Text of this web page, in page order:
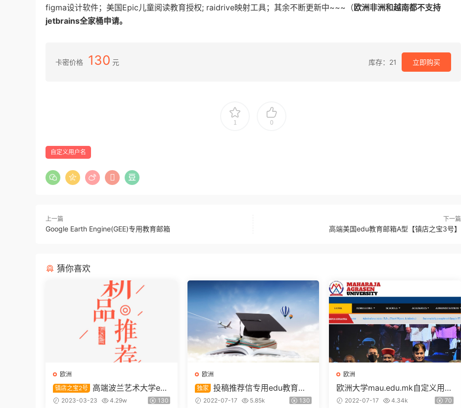
figma设计软件；美国Epic儿童阅读教育授权; raidrive映射工具；其余不断更新中~~~（ 欧洲非洲和越南都不支持
jetbrains全家桶申请。
卡密价格 130 元 库存：21 立即购买
1 0
自定义用户名
上一篇
Google Earth Engine(GEE)专用教育邮箱
下一篇
高端美国edu教育邮箱A型【镇店之宝3号】
猜你喜欢
欧洲
镇店之宝2号
高端波兰艺术大学edu
邮箱【镇店之宝2号】
2023-03-23 4.29w 130
欧洲
独家
投稿推荐信专用edu教育邮
箱 2022-07-17 5.85k 130
欧洲
欧洲大学mau.edu.mk自定义用户
名 2022-07-17 4.34k 70